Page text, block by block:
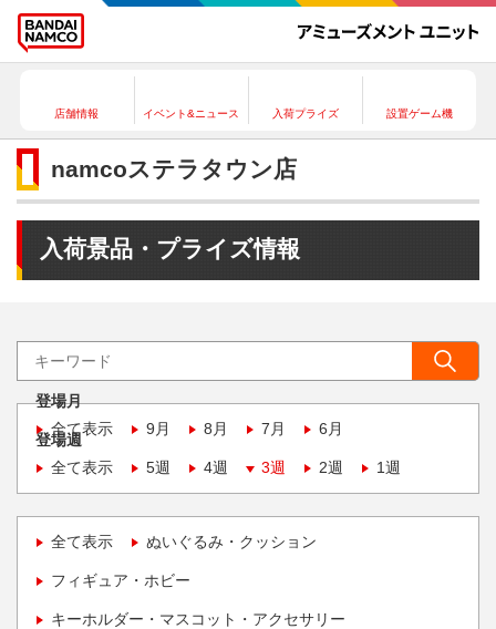
店舗情報 イベント&ニュース 入荷プライズ 設置ゲーム機
namcoステラタウン店
入荷景品・プライズ情報
登場月
全て表示
9月 8月 7月 6月
登場週
全て表示
5週 4週 3週 2週 1週
全て表示 ぬいぐるみ・クッション
フィギュア・ホビー
キーホルダー・マスコット・アクセサリー